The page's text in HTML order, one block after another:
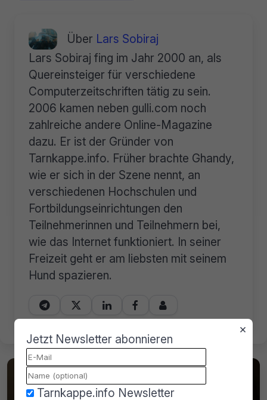
Über Lars Sobiraj
Lars Sobiraj fing im Jahr 2000 an, als
Quereinsteiger für verschiedene
Computerzeitschriften tätig zu sein.
2006 kamen neben gulli.com noch
zahlreiche andere Online-Magazine
dazu. Er ist der Gründer von
Tarnkappe.info. Früher brachte Ghandy,
wie er sich in der Szene nennt, an
verschiedenen Hochschulen und
Fortbildungseinrichtungen den
Teilnehmerinnen und Teilnehmern bei,
wie das Internet funktioniert. In seiner
Freizeit geht er am liebsten mit seinem
Hund spazieren.
    
×
Jetzt Newsletter abonnieren
Tarnkappe.info Newsletter